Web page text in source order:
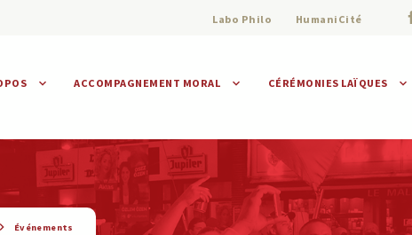
Labo Philo HumaniCité
ACCOMPAGNEMENT MORAL
Assistance morale Individuelle
Collective
CÉRÉMONIES LAÏQUES
Événements